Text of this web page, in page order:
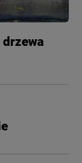
drzewa